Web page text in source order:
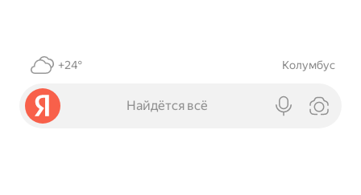
+24° Колумбус
Найдётся всё